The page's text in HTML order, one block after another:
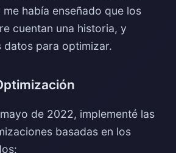
había enseñado que los
cuentan una historia, y
datos para optimizar.
de 2022, implementé las
basadas en los